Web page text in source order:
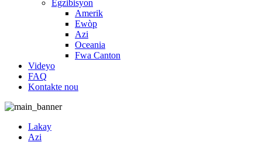
Egzibisyon
Amerik
Ewòp
Azi
Oceania
Fwa Canton
Videyo
FAQ
Kontakte nou
Lakay
Azi